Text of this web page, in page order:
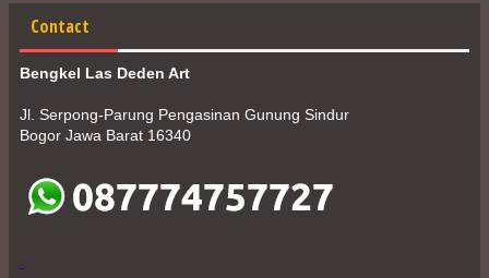
Contact
Bengkel Las Deden Art
Jl. Serpong-Parung Pengasinan Gunung Sindur
Bogor Jawa Barat 16340